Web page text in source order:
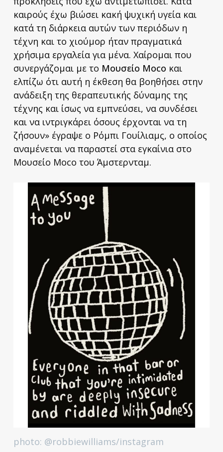
καιρούς έχω βιώσει κακή ψυχική υγεία και
κατά τη διάρκεια αυτών των περιόδων η
τέχνη και το χιούμορ ήταν πραγματικά
χρήσιμα εργαλεία για μένα. Χαίρομαι που
συνεργάζομαι με το Μουσείο Moco και
ελπίζω ότι αυτή η έκθεση θα βοηθήσει στην
ανάδειξη της θεραπευτικής δύναμης της
τέχνης και ίσως να εμπνεύσει, να συνδέσει
και να ιντριγκάρει όσους έρχονται να τη
ζήσουν» έγραψε ο Ρόμπι Γουίλιαμς, ο οποίος
αναμένεται να παραστεί στα εγκαίνια στο
Μουσείο Moco του Άμστερνταμ.
photo: @robbiewilliams/instagram